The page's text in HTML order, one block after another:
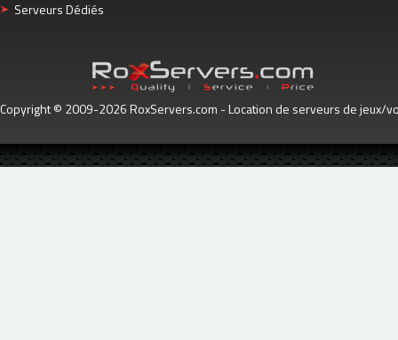
Serveurs Dédiés
Copyright © 2009-2026 RoxServers.com - Location de serveurs de jeux/